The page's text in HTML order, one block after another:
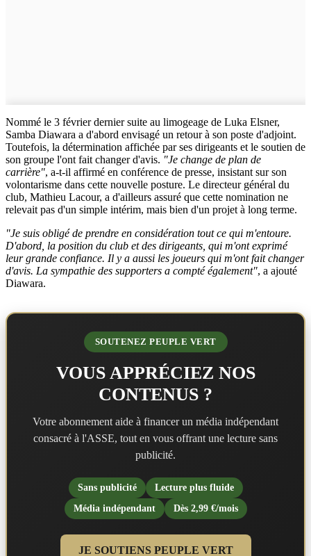
Nommé le 3 février dernier suite au limogeage de Luka Elsner,
Samba Diawara a d'abord envisagé un retour à son poste d'adjoint.
Toutefois, la détermination affichée par ses dirigeants et le soutien de
son groupe l'ont fait changer d'avis. "Je change de plan de
carrière", a-t-il affirmé en conférence de presse, insistant sur son
volontarisme dans cette nouvelle posture. Le directeur général du
club, Mathieu Lacour, a d'ailleurs assuré que cette nomination ne
relevait pas d'un simple intérim, mais bien d'un projet à long terme.
"Je suis obligé de prendre en considération tout ce qui m'entoure.
D'abord, la position du club et des dirigeants, qui m'ont exprimé
leur grande confiance. Il y a aussi les joueurs qui m'ont fait changer
d'avis. La sympathie des supporters a compté également", a ajouté
Diawara.
SOUTENEZ PEUPLE VERT
VOUS APPRÉCIEZ NOS
CONTENUS ?
Votre abonnement aide à financer un média indépendant
consacré à l'ASSE, tout en vous offrant une lecture sans
publicité.
Sans publicité
Lecture plus fluide
Média indépendant
Dès 2,99 €/mois
JE SOUTIENS PEUPLE VERT